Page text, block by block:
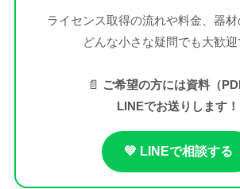
ライセンス取得の流れや料金、器材
どんな小さな疑問でも大歓迎
📄 ご希望の方には資料（
LINEでお送りします！
💚 LINEで相談する